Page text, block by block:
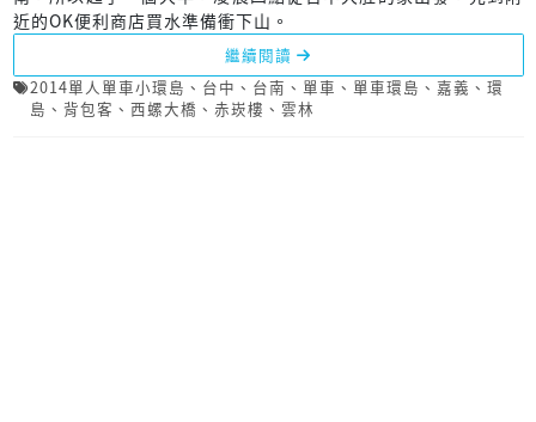
近的OK便利商店買水準備衝下山。
繼續閱讀
2014單人單車小環島 、 台中 、 台南 、 單車 、 單車環島 、 嘉義 、 環
島 、 背包客 、 西螺大橋 、 赤崁樓 、 雲林